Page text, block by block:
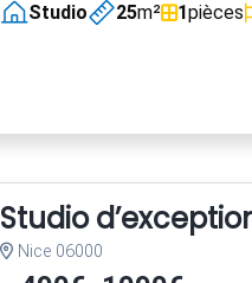
Studio
25m² 1pièces
Studio
Nice 06000